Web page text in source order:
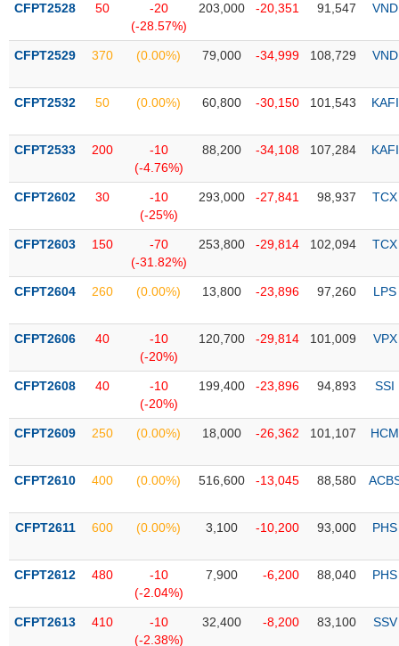
thái
phiếu
mô
thị
Niêm
Niêm
mới
yết
sung
niêm
yết
Theo
dõi
biệt
được
quỹ
CFPT2528 50
-20
(-28.57%)
203,000 -20,351 91,547 VND
CFPT2529 370 (0.00%) 79,000 -34,999 108,729 VND
CFPT2532 50 (0.00%) 60,800 -30,150 101,543 KAFI
CFPT2533 200
-10
(-4.76%)
88,200 -34,108 107,284 KAFI
CFPT2602 30
-10
(-25%)
293,000 -27,841 98,937 TCX
CFPT2603 150
-70
(-31.82%)
253,800 -29,814 102,094 TCX
CFPT2604 260 (0.00%) 13,800 -23,896 97,260 LPS
CFPT2606 40
-10
(-20%)
120,700 -29,814 101,009 VPX
CFPT2608 40
-10
(-20%)
199,400 -23,896 94,893 SSI
CFPT2609 250 (0.00%) 18,000 -26,362 101,107 HCM
CFPT2610 400 (0.00%) 516,600 -13,045 88,580
CFPT2611 600 (0.00%) 3,100 -10,200 93,000 PHS
CFPT2612 480
-10
(-2.04%)
7,900 -6,200 88,040 PHS
CFPT2613 410
-10
(-2.38%)
32,400 -8,200 83,100 SSV
NGÀNH
DOANH
NGHIỆP
PHIẾU
PHÁI
TRÁI
CÔNG
ĐẦU
TƯ
DỮ